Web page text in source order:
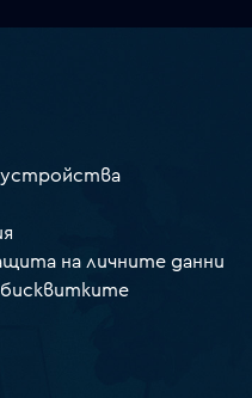
на личните данни